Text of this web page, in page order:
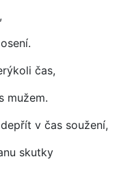
čas,
mužem.
v čas soužení,
skutky